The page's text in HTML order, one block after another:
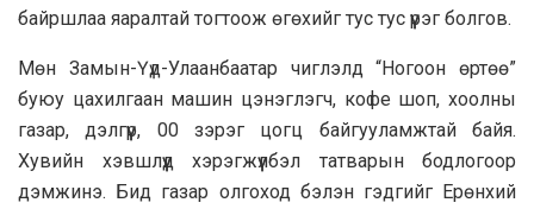
байршлаа яаралтай тогтоож өгөхийг тус тус үүрэг болгов.
Мөн Замын-Үүд-Улаанбаатар чиглэлд “Ногоон өртөө”
буюу цахилгаан машин цэнэглэгч, кофе шоп, хоолны
газар, дэлгүүр, 00 зэрэг цогц байгууламжтай байя.
Хувийн хэвшлүүд хэрэгжүүлбэл татварын бодлогоор
дэмжинэ. Бид газар олгоход бэлэн гэдгийг Ерөнхий